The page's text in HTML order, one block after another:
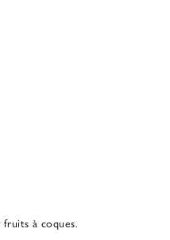
à coques.